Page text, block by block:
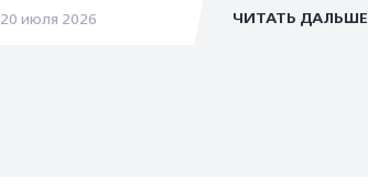
20 июля 2026 ЧИТАТЬ ДАЛЬШЕ